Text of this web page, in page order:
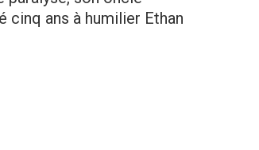
cinq ans à humilier Ethan